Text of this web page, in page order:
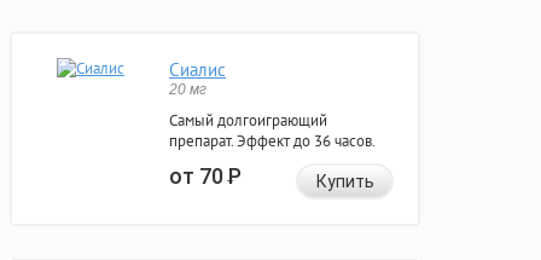
Сиалис
20 мг
Самый долгоиграющий
препарат. Эффект до 36 часов.
от 70Р Купить